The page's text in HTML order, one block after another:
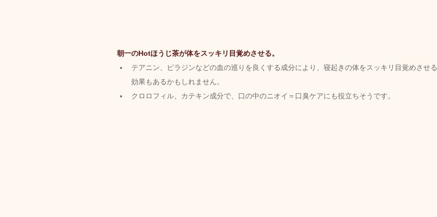
朝一のHotほうじ茶が体をスッキリ目覚めさせる。
テアニン、ピラジンなどの血の巡りを良くする成分により、寝起きの体をスッキリ目覚めさせる
効果もあるかもしれません。
クロロフィル、カテキン成分で、口の中のニオイ＝口臭ケアにも役立ちそうです。